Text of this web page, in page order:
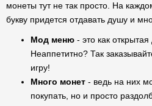
монеты тут не так просто. На
букву придется отдавать душу и
Мод меню - это как открытая
Неаппетитно? Так
игру!
Много монет - ведь на них
покупать, но и просто